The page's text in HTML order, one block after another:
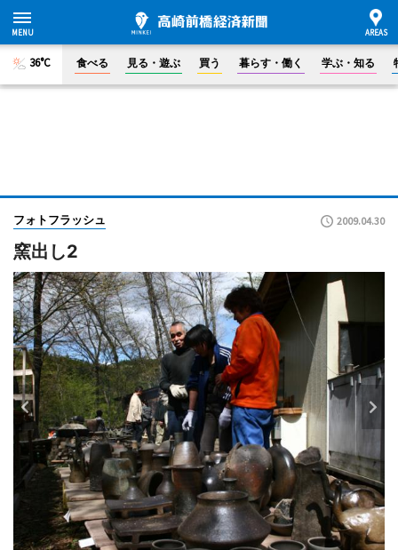
36°C 食べる 見る・遊ぶ 買う 暮らす・働く 学ぶ・知る
フォトフラッシュ 2009.04.30
窯出し2